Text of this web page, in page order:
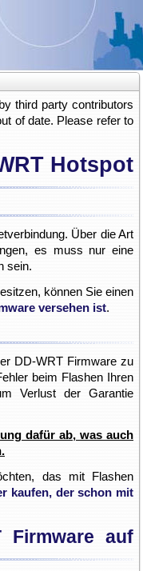
third party contributors
of date. Please refer to
Hotspot
Über die Art
es muss nur eine
sein.
können Sie einen
versehen ist.
DD-WRT Firmware zu
beim Flashen Ihren
Verlust der Garantie
dafür ab, was auch
das mit Flashen
kaufen, der schon mit
Firmware auf